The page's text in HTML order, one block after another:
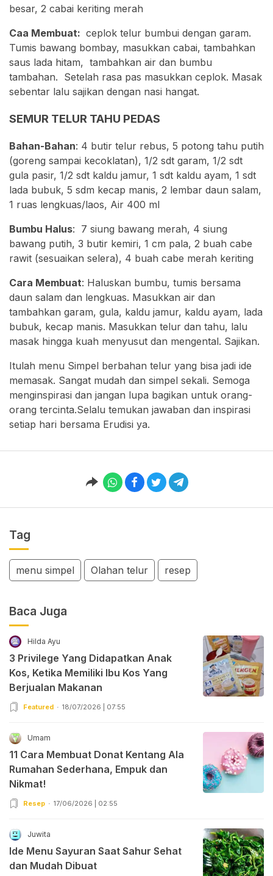
besar, 2 cabai keriting merah
Caa Membuat: ceplok telur bumbui dengan garam.
Tumis bawang bombay, masukkan cabai, tambahkan
saus lada hitam, tambahkan air dan bumbu
tambahan. Setelah rasa pas masukkan ceplok. Masak
sebentar lalu sajikan dengan nasi hangat.
SEMUR TELUR TAHU PEDAS
Bahan-Bahan: 4 butir telur rebus, 5 potong tahu putih
(goreng sampai kecoklatan), 1/2 sdt garam, 1/2 sdt
gula pasir, 1/2 sdt kaldu jamur, 1 sdt kaldu ayam, 1 sdt
lada bubuk, 5 sdm kecap manis, 2 lembar daun salam,
1 ruas lengkuas/laos, Air 400 ml
Bumbu Halus: 7 siung bawang merah, 4 siung
bawang putih, 3 butir kemiri, 1 cm pala, 2 buah cabe
rawit (sesuaikan selera), 4 buah cabe merah keriting
Cara Membuat: Haluskan bumbu, tumis bersama
daun salam dan lengkuas. Masukkan air dan
tambahkan garam, gula, kaldu jamur, kaldu ayam, lada
bubuk, kecap manis. Masukkan telur dan tahu, lalu
masak hingga kuah menyusut dan mengental. Sajikan.
Itulah menu Simpel berbahan telur yang bisa jadi ide
memasak. Sangat mudah dan simpel sekali. Semoga
menginspirasi dan jangan lupa bagikan untuk orang-
orang tercinta.Selalu temukan jawaban dan inspirasi
setiap hari bersama Erudisi ya.
Tag
menu simpel Olahan telur resep
Baca Juga
Hilda Ayu
3 Privilege Yang Didapatkan Anak
Kos, Ketika Memiliki Ibu Kos Yang
Berjualan Makanan
Featured 18/07/2026 | 07:55
Umam
11 Cara Membuat Donat Kentang Ala
Rumahan Sederhana, Empuk dan
Nikmat!
Resep 17/06/2026 | 02:55
Juwita
Ide Menu Sayuran Saat Sahur Sehat
dan Mudah Dibuat